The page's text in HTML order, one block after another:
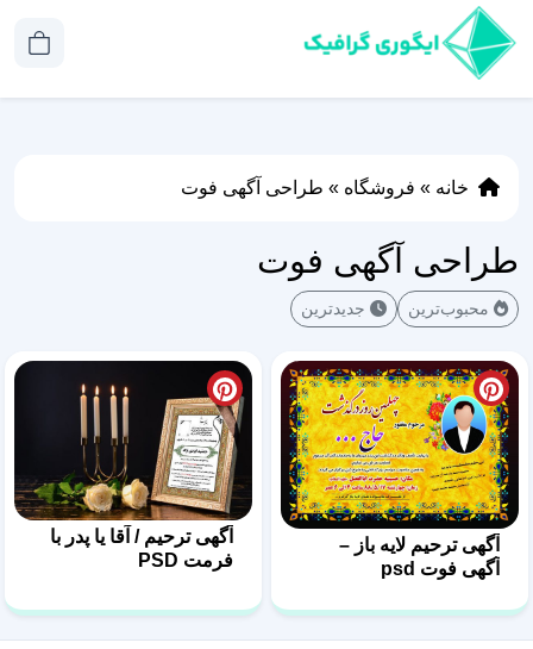
خانه » فروشگاه » طراحی آگهی فوت
طراحی آگهی فوت
محبوب‌ترین جدیدترین
آگهی ترحیم لایه باز –
آگهی فوت psd
آگهی ترحیم / آقا یا پدر با
فرمت PSD